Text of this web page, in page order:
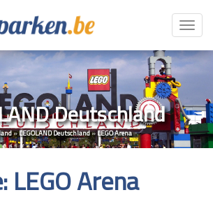
Deutschland
»LEGOLAND Deutschland»LEGO Arena
Arena